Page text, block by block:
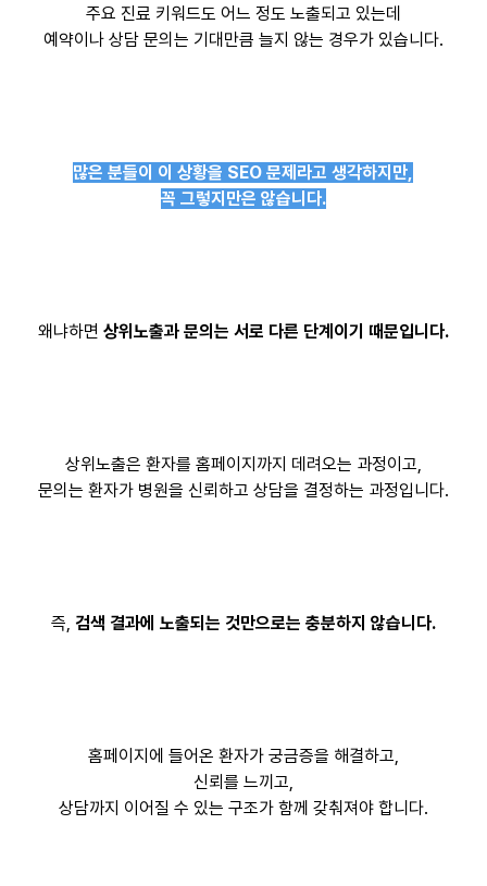
주요 진료 키워드도 어느 정도 노출되고 있는데
예약이나 상담 문의는 기대만큼 늘지 않는 경우가 있습니다.
많은 분들이 이 상황을 SEO 문제라고 생각하지만,
꼭 그렇지만은 않습니다.
왜냐하면 상위노출과 문의는 서로 다른 단계이기 때문입니다.
상위노출은 환자를 홈페이지까지 데려오는 과정이고,
문의는 환자가 병원을 신뢰하고 상담을 결정하는 과정입니다.
즉, 검색 결과에 노출되는 것만으로는 충분하지 않습니다.
홈페이지에 들어온 환자가 궁금증을 해결하고,
신뢰를 느끼고,
상담까지 이어질 수 있는 구조가 함께 갖춰져야 합니다.